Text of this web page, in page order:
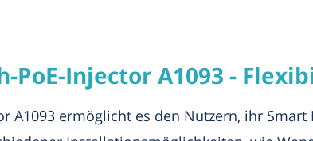
PoE-Injector A1093 -
A1093 ermöglicht es den Nutzern, ihr